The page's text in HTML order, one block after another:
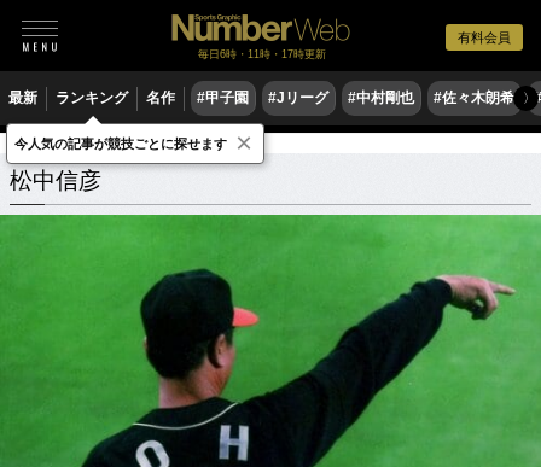
有料会員
毎日6時・11時・17時更新
最新 ランキング 名作 #甲子園 #Jリーグ #中村剛也 #佐々木朗希 〉
松中信彦 関連記事
松中信彦
今人気の記事が競技ごとに探せます ×